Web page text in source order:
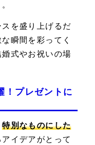
を盛り上げるだ
瞬間を彩ってく
式やお祝いの場
！プレゼントに
特別なものにした
イデアがとって